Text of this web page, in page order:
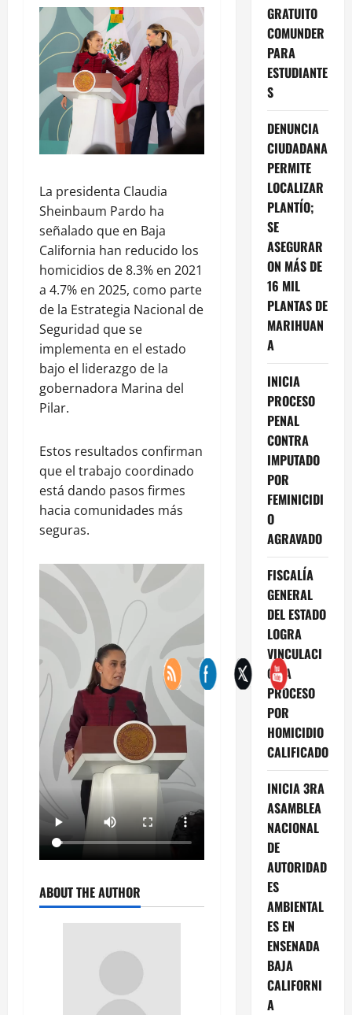
La presidenta Claudia
Sheinbaum Pardo ha
señalado que en Baja
California han reducido los
homicidios de 8.3% en 2021
a 4.7% en 2025, como parte
de la Estrategia Nacional de
Seguridad que se
implementa en el estado
bajo el liderazgo de la
gobernadora Marina del
Pilar.
Estos resultados confirman
que el trabajo coordinado
está dando pasos firmes
hacia comunidades más
seguras.
ABOUT THE AUTHOR
GRATUITO
COMUNDER
PARA
ESTUDIANTE
S
DENUNCIA
CIUDADANA
PERMITE
LOCALIZAR
PLANTÍO;
SE
ASEGURAR
ON MÁS DE
16 MIL
PLANTAS DE
MARIHUAN
A
INICIA
PROCESO
PENAL
CONTRA
IMPUTADO
POR
FEMINICIDI
O
AGRAVADO
FISCALÍA
GENERAL
DEL ESTADO
LOGRA
VINCULACI
ÓN A
PROCESO
POR
HOMICIDIO
CALIFICADO
INICIA 3RA
ASAMBLEA
NACIONAL
DE
AUTORIDAD
ES
AMBIENTAL
ES EN
ENSENADA
BAJA
CALIFORNI
A